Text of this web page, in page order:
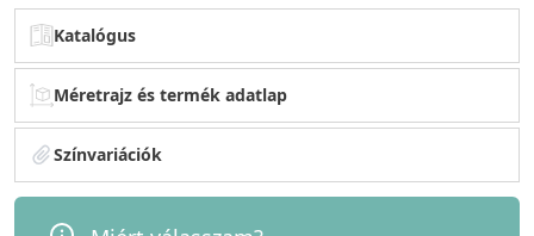
Katalógus
Méretrajz és termék adatlap
Színvariációk